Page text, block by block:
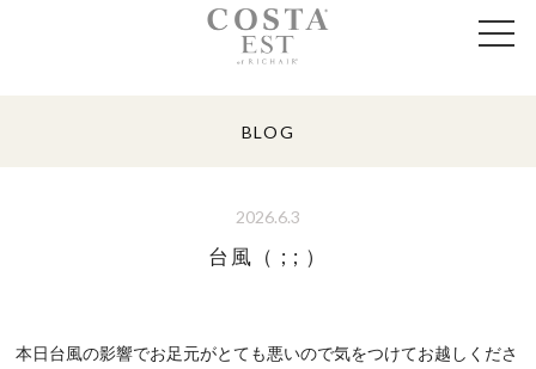
BLOG
2026.6.3
台風（ ; ; ）
本日台風の影響でお足元がとても悪いので気をつけてお越しくださ